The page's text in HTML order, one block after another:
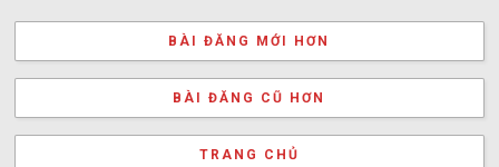
BÀI ĐĂNG MỚI HƠN
BÀI ĐĂNG CŨ HƠN
TRANG CHỦ